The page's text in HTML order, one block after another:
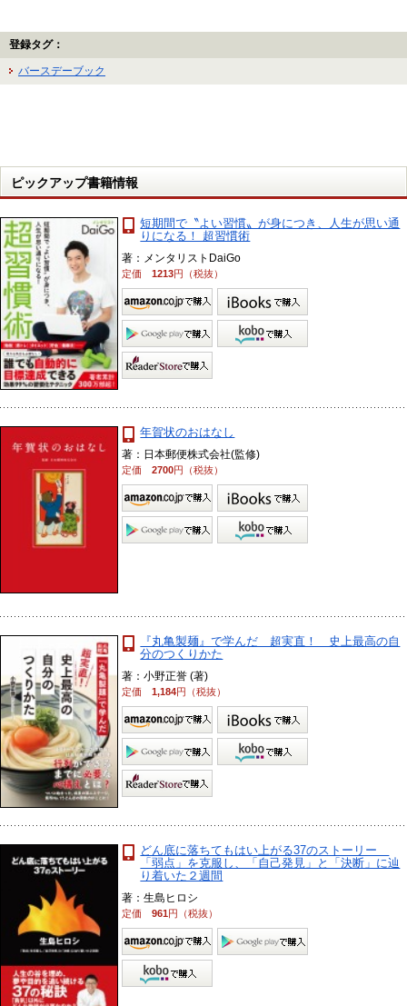
登録タグ：
バースデーブック
ピックアップ書籍情報
短期間で〝よい習慣〟が身につき、人生が思い通
りになる！ 超習慣術
著：メンタリストDaiGo
定価1213円（税抜）
年賀状のおはなし
著：日本郵便株式会社(監修)
定価2700円（税抜）
『丸亀製麺』で学んだ 超実直！ 史上最高の自
分のつくりかた
著：小野正誉 (著)
定価1,184円（税抜）
どん底に落ちてもはい上がる37のストーリー
「弱点」を克服し、「自己発見」と「決断」に辿
り着いた２週間
著：生島ヒロシ
定価961円（税抜）